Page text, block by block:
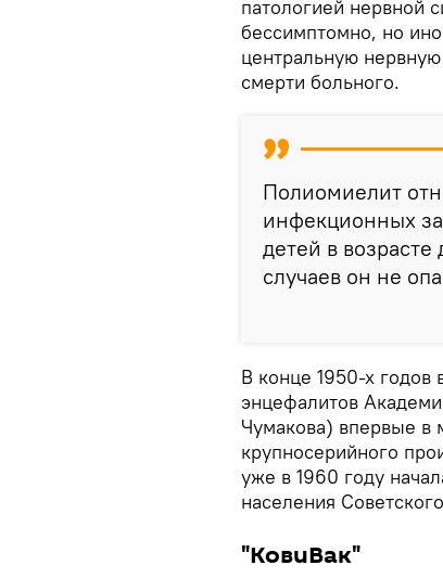
патологией нервной
бессимптомно, но
центральную
смерти больного.
Полиомиелит
инфекционных
детей в
случаев он не
В конце 1950-х годов
энцефалитов
Чумакова) впервые в
крупносерийного
уже в 1960 году
населения
"КовиВак"